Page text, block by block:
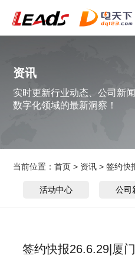
资讯
实时更新行业动态、公司新
数字化领域的最新洞察！
当前位置：首页 > 资讯 >签约快
活动中心 公司
签约快报26.6.29|厦